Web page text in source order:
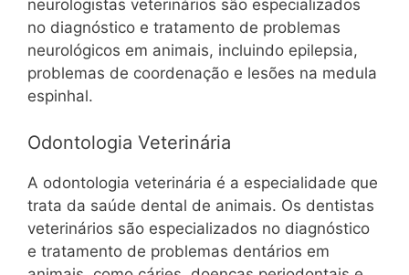
neurologistas veterinários são especializados
no diagnóstico e tratamento de problemas
neurológicos em animais, incluindo epilepsia,
problemas de coordenação e lesões na medula
espinhal.
Odontologia Veterinária
A odontologia veterinária é a especialidade que
trata da saúde dental de animais. Os dentistas
veterinários são especializados no diagnóstico
e tratamento de problemas dentários em